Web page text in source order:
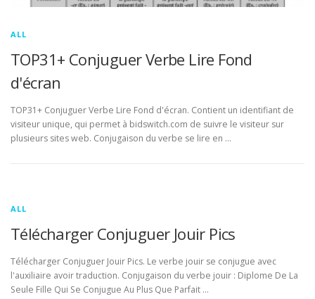
ALL
TOP31+ Conjuguer Verbe Lire Fond
d'écran
TOP31+ Conjuguer Verbe Lire Fond d'écran. Contient un identifiant de
visiteur unique, qui permet à bidswitch.com de suivre le visiteur sur
plusieurs sites web. Conjugaison du verbe se lire en …
ALL
Télécharger Conjuguer Jouir Pics
Télécharger Conjuguer Jouir Pics. Le verbe jouir se conjugue avec
l'auxiliaire avoir traduction. Conjugaison du verbe jouir : Diplome De La
Seule Fille Qui Se Conjugue Au Plus Que Parfait …